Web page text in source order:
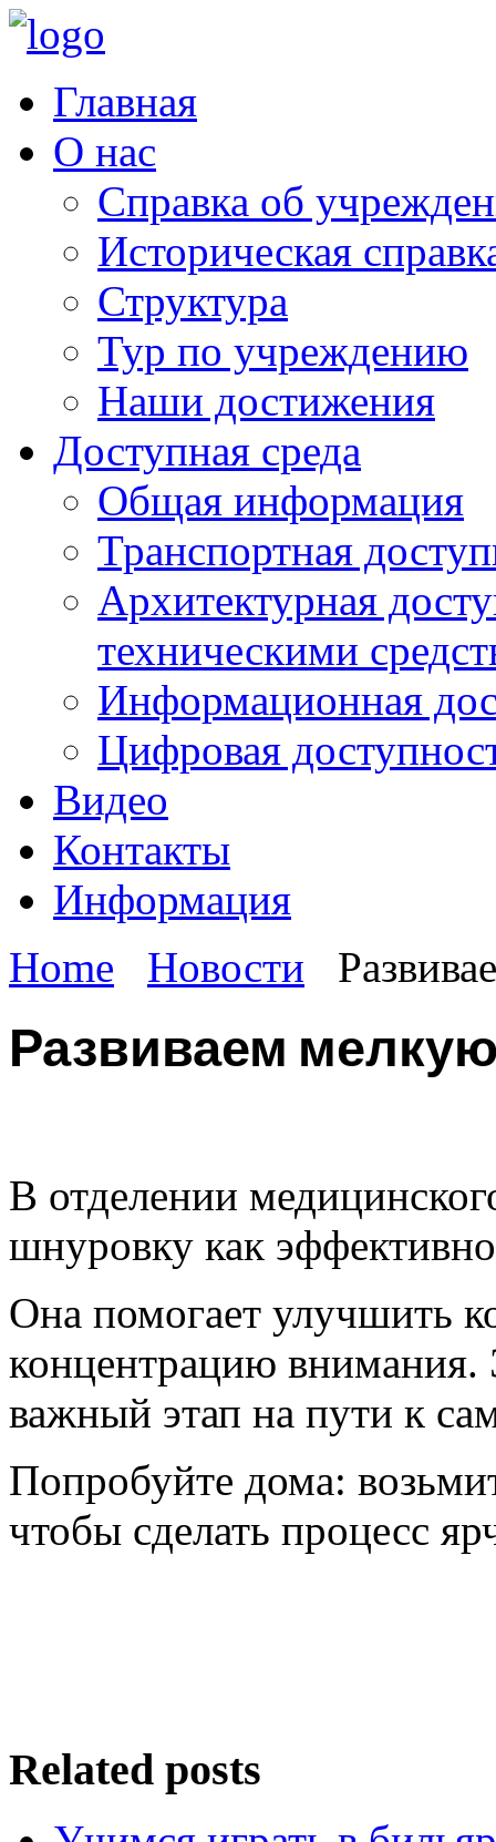
Главная
О нас
Справка об
Историческая
Структура
Тур по учреждению
Наши достижения
Доступная среда
Общая информация
Транспортная
Архитектурная
техническими
Информационная
Цифровая
Видео
Контакты
Информация
Home
Новости
Развиваем
В отделении
шнуровку как
Она помогает улучшить
концентрацию
важный этап на пути к
Попробуйте дома:
чтобы сделать процесс
Related posts